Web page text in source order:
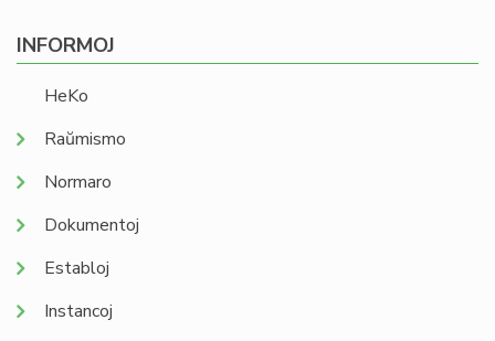
INFORMOJ
HeKo
Raŭmismo
Normaro
Dokumentoj
Establoj
Instancoj